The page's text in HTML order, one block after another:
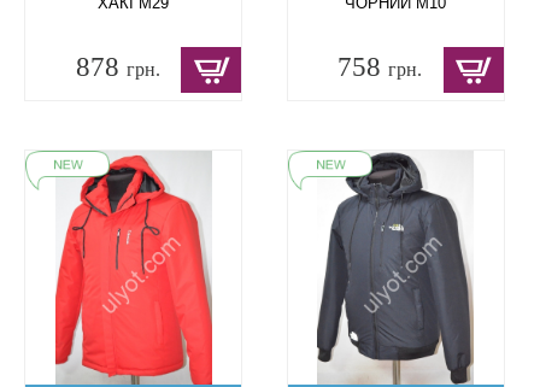
878 грн. 758грн.